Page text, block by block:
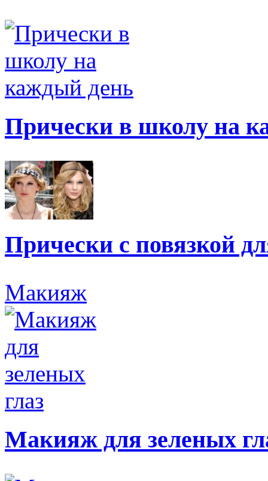
Прически в школу на
Прически с повязкой
Макияж
Макияж для зеленых